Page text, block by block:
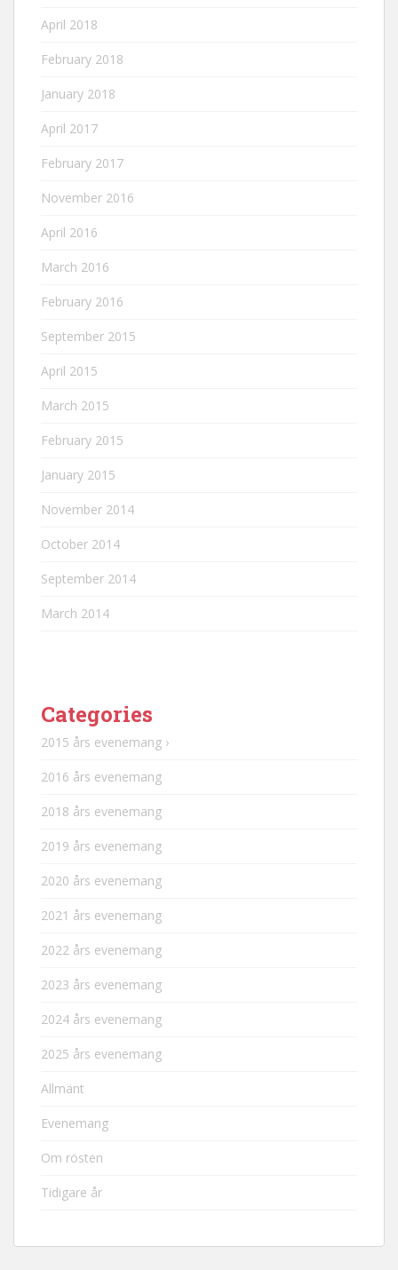
April 2018
February 2018
January 2018
April 2017
February 2017
November 2016
April 2016
March 2016
February 2016
September 2015
April 2015
March 2015
February 2015
January 2015
November 2014
October 2014
September 2014
March 2014
Categories
2015 års evenemang ›
2016 års evenemang
2018 års evenemang
2019 års evenemang
2020 års evenemang
2021 års evenemang
2022 års evenemang
2023 års evenemang
2024 års evenemang
2025 års evenemang
Allmänt
Evenemang
Om rösten
Tidigare år